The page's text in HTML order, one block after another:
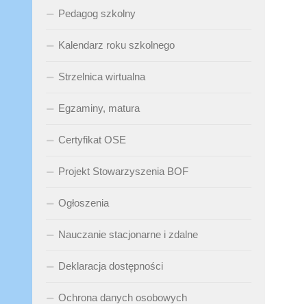
Pedagog szkolny
Kalendarz roku szkolnego
Strzelnica wirtualna
Egzaminy, matura
Certyfikat OSE
Projekt Stowarzyszenia BOF
Ogłoszenia
Nauczanie stacjonarne i zdalne
Deklaracja dostępności
Ochrona danych osobowych